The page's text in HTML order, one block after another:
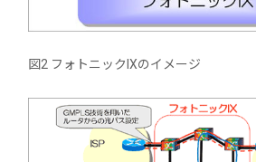
図2 フォトニックIXのイメージ